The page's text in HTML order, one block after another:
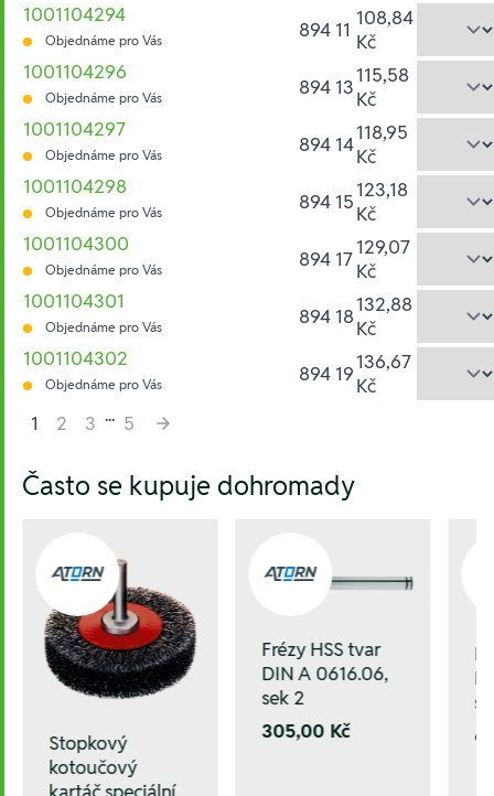
1001104294
Objednáme pro Vás 894 11 108,84
Kč
1001104296
Objednáme pro Vás 894 13115,58
Kč
1001104297
Objednáme pro Vás 894 14118,95
Kč
1001104298
Objednáme pro Vás 894 15123,18
Kč
1001104300
Objednáme pro Vás 894 17129,07
Kč
1001104301
Objednáme pro Vás 894 18132,88
Kč
1001104302
Objednáme pro Vás 894 19136,67
Kč
1
2 3 ... 5
Často se kupuje dohromady
Stopkový
kotoučový
Frézy HSS tvar
DIN A 0616.06,
sek 2
305,00 Kč